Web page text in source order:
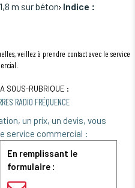
m sur béton Indice :
veillez à prendre contact avec le service
SOUS-RUBRIQUE :
RADIO FRÉQUENCE
un prix, un devis, vous
service commercial :
En remplissant le
formulaire :